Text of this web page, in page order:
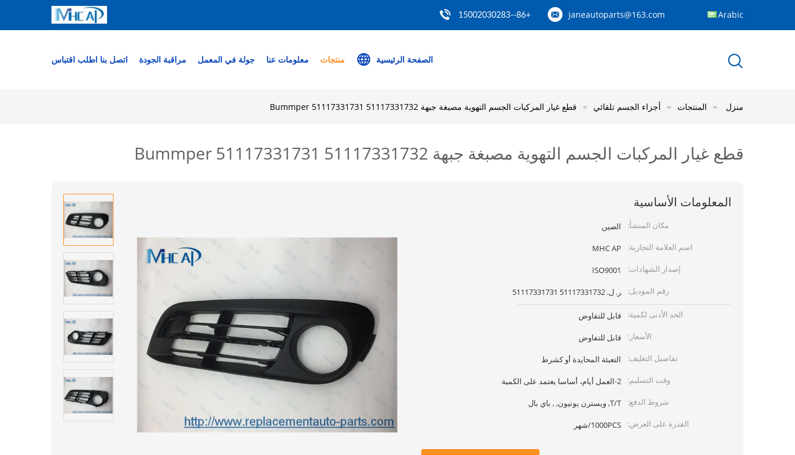
janeautoparts@163.com
+86--15002030283 Arabic
الصفحة الرئيسية منتجات معلومات عنا جولة في المعمل مراقبة الجودة اتصل بنا اطلب اقتباس
منزل المنتجات أجزاء الجسم تلقائي قطع غيار المركبات الجسم التهوية مصبغة جبهة Bummper 51117331731 51117331732
قطع غيار المركبات الجسم التهوية مصبغة جبهة Bummper 51117331731 51117331732
المعلومات الأساسية
مكان المنشأ:
الصين
اسم العلامة التجارية:
MHC AP
إصدار الشهادات:
ISO9001
رقم الموديل:
ر. ل. 51117331732 51117331731
الحد الأدنى لكمية:
قابل للتفاوض
الأسعار:
قابل للتفاوض
تفاصيل التغليف:
التعبئة المحايدة أو كشرط
وقت التسليم:
2-العمل أيام، أساسا يعتمد على الكمية
شروط الدفع:
T/T, ويسترن يونيون, , باي بال
القدرة على العرض:
1000PCS/شهر